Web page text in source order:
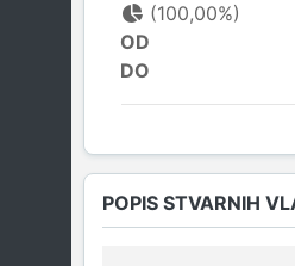
(100,00%)
OD
DO
POPIS STVARNIH